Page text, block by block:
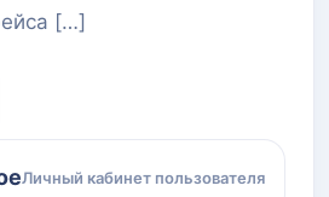
[…]
Личный кабинет пользователя